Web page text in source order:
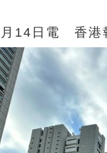
14日電 香港